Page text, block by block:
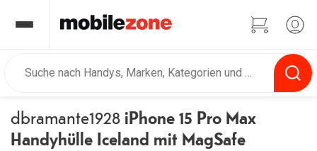
dbramante1928 iPhone 15 Pro Max
Handyhülle Iceland mit MagSafe